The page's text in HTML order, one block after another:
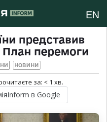
EN
представив
перемоги
НОВИНИ
за: < 1 хв.
в Google